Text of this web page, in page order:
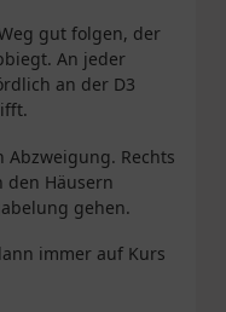
gut folgen, der
An jeder
an der D3
Abzweigung. Rechts
den Häusern
gehen.
immer auf Kurs